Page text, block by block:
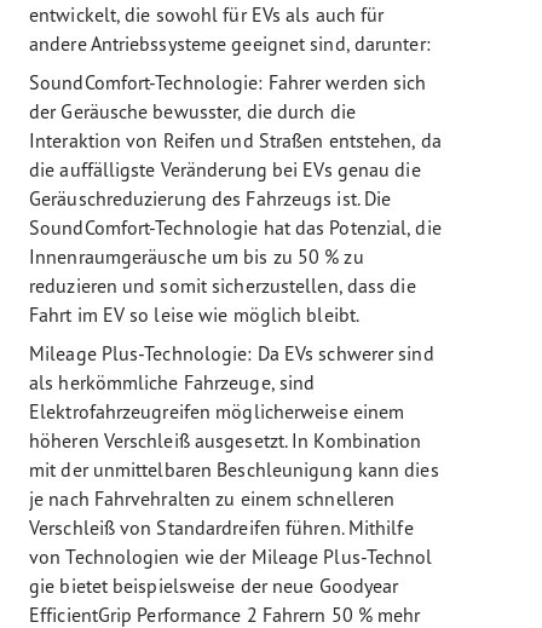
entwickelt, die sowohl für EVs als auch für
andere Antriebssysteme geeignet sind, darunter:
SoundComfort-Technologie: Fahrer werden sich
der Geräusche bewusster, die durch die
Interaktion von Reifen und Straßen entstehen, da
die auffälligste Veränderung bei EVs genau die
Geräuschreduzierung des Fahrzeugs ist. Die
SoundComfort-Technologie hat das Potenzial, die
Innenraumgeräusche um bis zu 50 % zu
reduzieren und somit sicherzustellen, dass die
Fahrt im EV so leise wie möglich bleibt.
Mileage Plus-Technologie: Da EVs schwerer sind
als herkömmliche Fahrzeuge, sind
Elektrofahrzeugreifen möglicherweise einem
höheren Verschleiß ausgesetzt. In Kombination
mit der unmittelbaren Beschleunigung kann dies
je nach Fahrvehralten zu einem schnelleren
Verschleiß von Standardreifen führen. Mithilfe
von Technologien wie der Mileage Plus-Technol
gie bietet beispielsweise der neue Goodyear
EfficientGrip Performance 2 Fahrern 50 % mehr